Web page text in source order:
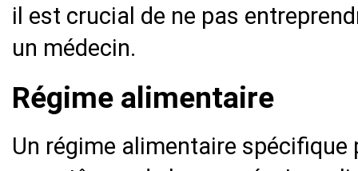
il est crucial de ne pas
un médecin.
Régime alimentaire
Un régime alimentaire